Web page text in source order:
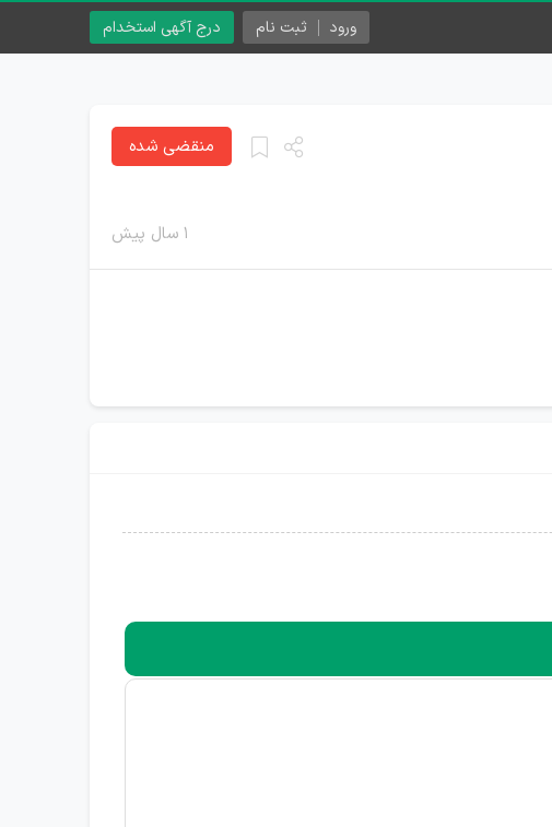
درج آگهی استخدام ورود ثبت نام
۱ سال پیش
منقضی شده